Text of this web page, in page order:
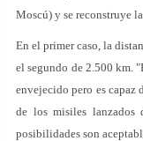
Moscú) y se reconstruye
En el primer caso, la
el segundo de 2.500 km.
envejecido pero es capaz
de los misiles lanzados
posibilidades son